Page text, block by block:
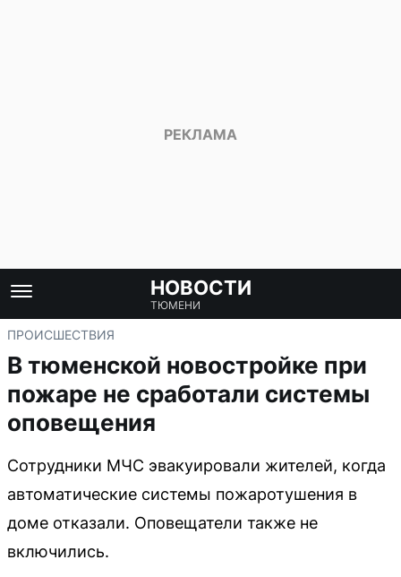
НОВОСТИ
ТЮМЕНИ
ПРОИСШЕСТВИЯ
В тюменской новостройке при
пожаре не сработали системы
оповещения
Сотрудники МЧС эвакуировали жителей, когда
автоматические системы пожаротушения в
доме отказали. Оповещатели также не
включились.